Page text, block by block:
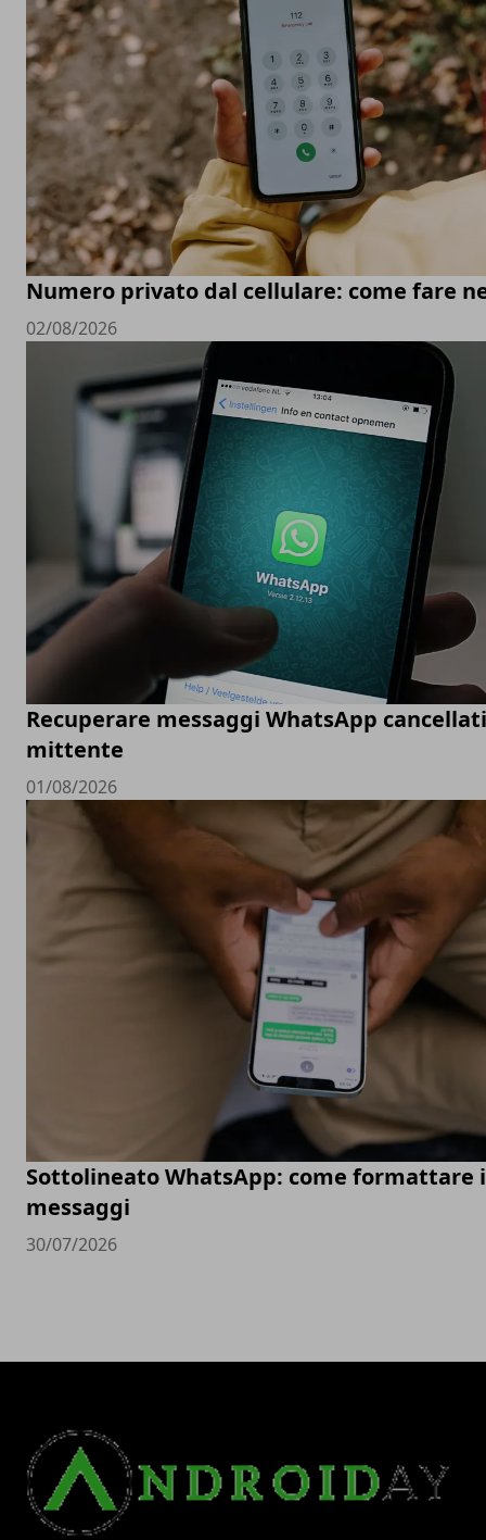
Numero privato dal cellulare: come fare
02/08/2026
Recuperare messaggi WhatsApp
mittente
01/08/2026
Sottolineato WhatsApp: come formattare i
messaggi
30/07/2026